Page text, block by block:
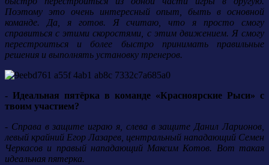
Поэтому это очень интересный опыт, быть в основной
команде. Да, я готов. Я считаю, что я просто смогу
справиться с этими скоростями, с этим движением. Я смогу
перестроиться и более быстро принимать правильные
решения и выполнять установку тренеров.
- Идеальная пятёрка в команде «Красноярские Рыси» с
твоим участием?
- Справа в защите играю я, слева в защите Данил Ларионов,
левый крайний Егор Лазарев, центральный нападающий Семен
Черкасов и правый нападающий Максим Котов. Вот такая
идеальная пятерка.